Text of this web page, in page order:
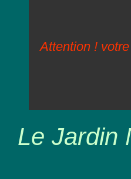
Attention !
Le Jardin